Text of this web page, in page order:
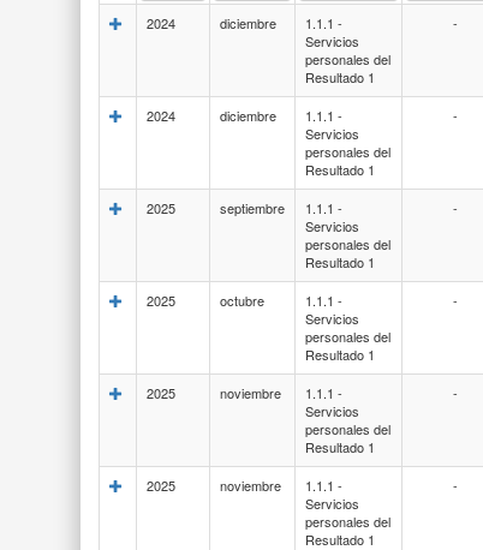
2024 diciembre
1.1.1 -
Servicios
personales del
Resultado 1
-
2024
diciembre
1.1.1 -
Servicios
personales del
Resultado 1
-
2025
septiembre
1.1.1 -
Servicios
personales del
Resultado 1
-
2025 octubre
1.1.1 -
Servicios
personales del
Resultado 1
-
2025 noviembre
1.1.1 -
Servicios
personales del
Resultado 1
-
2025
noviembre
1.1.1 -
Servicios
personales del
Resultado 1
-